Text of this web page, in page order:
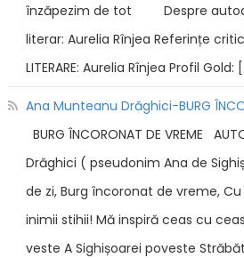
înzăpezim de tot Despre
literar: Aurelia Rînjea Referințe
LITERARE: Aurelia Rînjea Profil Gold:
Ana Munteanu Drăghici-BURG
BURG ÎNCORONAT DE VREME
Drăghici ( pseudonim Ana de
de zi, Burg încoronat de vreme,
inimii stihii! Mă inspiră ceas cu
veste A Sighișoarei poveste